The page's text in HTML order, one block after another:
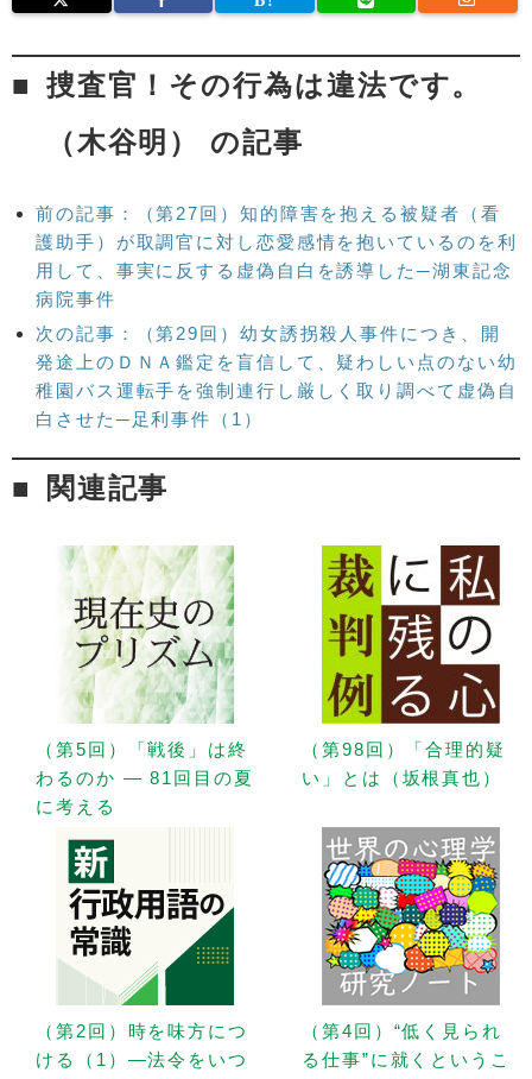
捜査官！その行為は違法です。
（木谷明） の記事
前の記事：（第27回）知的障害を抱える被疑者（看
護助手）が取調官に対し恋愛感情を抱いているのを利
用して、事実に反する虚偽自白を誘導した─湖東記念
病院事件
次の記事：（第29回）幼女誘拐殺人事件につき、開
発途上のＤＮＡ鑑定を盲信して、疑わしい点のない幼
稚園バス運転手を強制連行し厳しく取り調べて虚偽自
白させた─足利事件（1）
関連記事
（第5回）「戦後」は終
わるのか — 81回目の夏
に考える
（第98回）「合理的疑
い」とは（坂根真也）
（第2回）時を味方につ
ける（1）—法令をいつ
（第4回）“低く見られ
る仕事”に就くというこ